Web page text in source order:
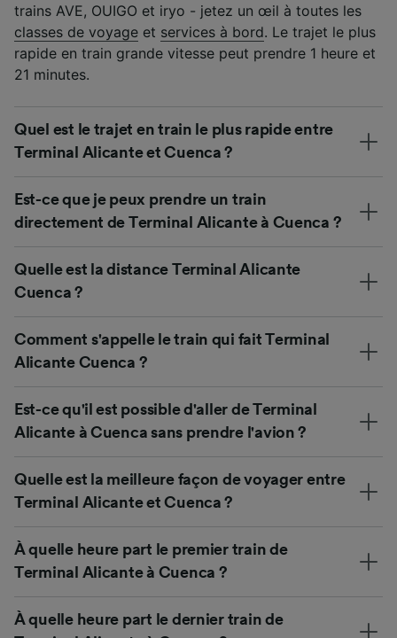
trains AVE, OUIGO et iryo - jetez un œil à toutes les
classes de voyage et services à bord. Le trajet le plus
rapide en train grande vitesse peut prendre 1 heure et
21 minutes.
Quel est le trajet en train le plus rapide entre
Terminal Alicante et Cuenca ?
Est-ce que je peux prendre un train
directement de Terminal Alicante à Cuenca ?
Quelle est la distance Terminal Alicante
Cuenca ?
Comment s'appelle le train qui fait Terminal
Alicante Cuenca ?
Est-ce qu'il est possible d'aller de Terminal
Alicante à Cuenca sans prendre l'avion ?
Quelle est la meilleure façon de voyager entre
Terminal Alicante et Cuenca ?
À quelle heure part le premier train de
Terminal Alicante à Cuenca ?
À quelle heure part le dernier train de